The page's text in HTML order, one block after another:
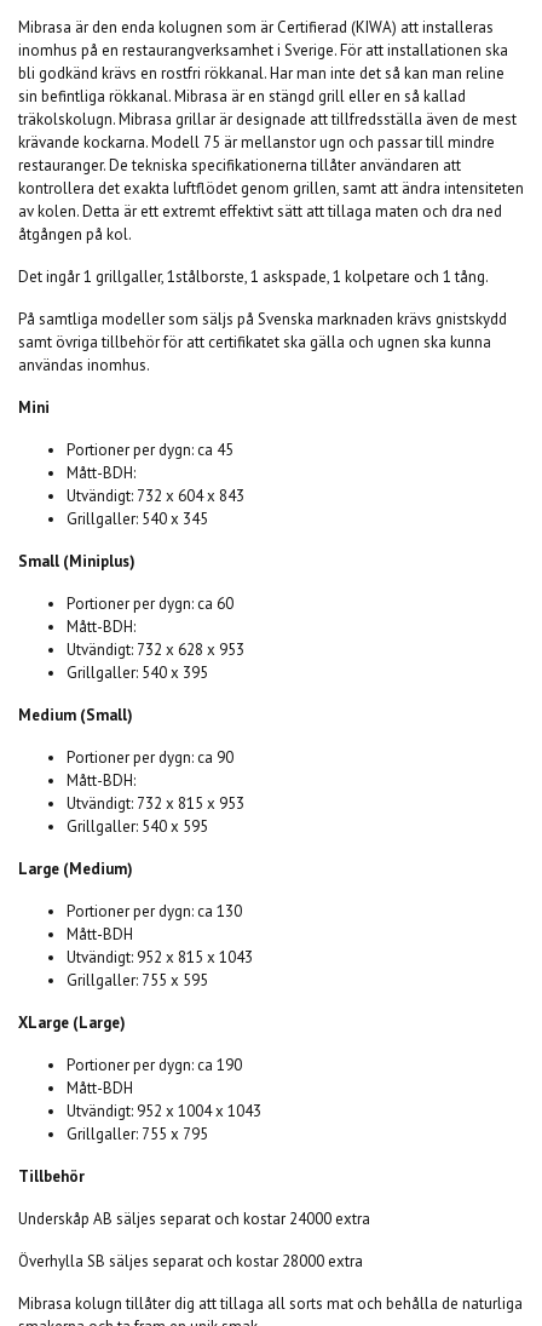
Mibrasa är den enda kolugnen som är Certifierad (KIWA) att installeras
inomhus på en restaurangverksamhet i Sverige. För att installationen ska
bli godkänd krävs en rostfri rökkanal. Har man inte det så kan man reline
sin befintliga rökkanal. Mibrasa är en stängd grill eller en så kallad
träkolskolugn. Mibrasa grillar är designade att tillfredsställa även de mest
krävande kockarna. Modell 75 är mellanstor ugn och passar till mindre
restauranger. De tekniska specifikationerna tillåter användaren att
kontrollera det exakta luftflödet genom grillen, samt att ändra intensiteten
av kolen. Detta är ett extremt effektivt sätt att tillaga maten och dra ned
åtgången på kol.
Det ingår 1 grillgaller, 1stålborste, 1 askspade, 1 kolpetare och 1 tång.
På samtliga modeller som säljs på Svenska marknaden krävs gnistskydd
samt övriga tillbehör för att certifikatet ska gälla och ugnen ska kunna
användas inomhus.
Mini
Portioner per dygn: ca 45
Mått-BDH:
Utvändigt: 732 x 604 x 843
Grillgaller: 540 x 345
Small (Miniplus)
Portioner per dygn: ca 60
Mått-BDH:
Utvändigt: 732 x 628 x 953
Grillgaller: 540 x 395
Medium (Small)
Portioner per dygn: ca 90
Mått-BDH:
Utvändigt: 732 x 815 x 953
Grillgaller: 540 x 595
Large (Medium)
Portioner per dygn: ca 130
Mått-BDH
Utvändigt: 952 x 815 x 1043
Grillgaller: 755 x 595
XLarge (Large)
Portioner per dygn: ca 190
Mått-BDH
Utvändigt: 952 x 1004 x 1043
Grillgaller: 755 x 795
Tillbehör
Underskåp AB säljes separat och kostar 24000 extra
Överhylla SB säljes separat och kostar 28000 extra
Mibrasa kolugn tillåter dig att tillaga all sorts mat och behålla de naturliga